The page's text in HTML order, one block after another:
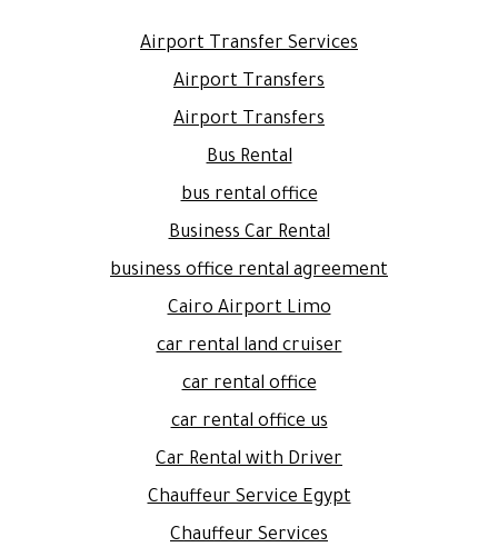
Airport Transfer Services
Airport Transfers
Airport Transfers
Bus Rental
bus rental office
Business Car Rental
business office rental agreement
Cairo Airport Limo
car rental land cruiser
car rental office
car rental office us
Car Rental with Driver
Chauffeur Service Egypt
Chauffeur Services